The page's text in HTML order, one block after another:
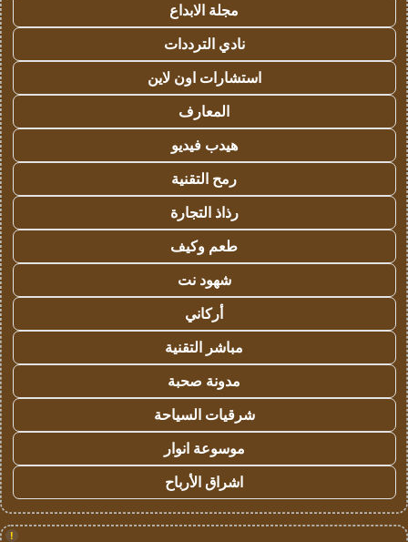
مجلة الابداع
نادي الترددات
استشارات اون لاين
المعارف
هيدب فيديو
رمح التقنية
رذاذ التجارة
طعم وكيف
شهود نت
أركاني
مباشر التقنية
مدونة صحبة
شرقيات السياحة
موسوعة انوار
اشراق الأرباح
!